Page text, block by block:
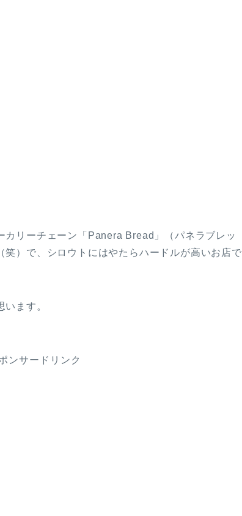
カリーチェーン「Panera Bread」（パネラブレッ
笑）で、シロウトにはやたらハードルが高いお店で
ます。
ンサードリンク